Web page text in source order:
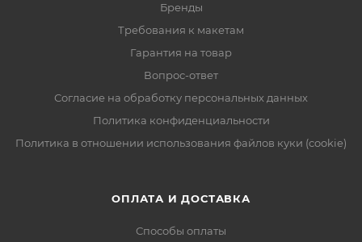
Бренды
Требования к макетам
Гарантия на товар
Вопрос-ответ
Согласие на обработку персональных данных
Политика конфиденциальности
Политика в отношении использования файлов куки (cookie)
ОПЛАТА И ДОСТАВКА
Способы оплаты